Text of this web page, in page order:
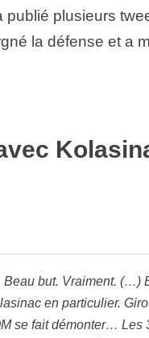
publié plusieurs
la défense et a
Beau but. Vraiment. (…)
en particulier.
se fait démonter… Les